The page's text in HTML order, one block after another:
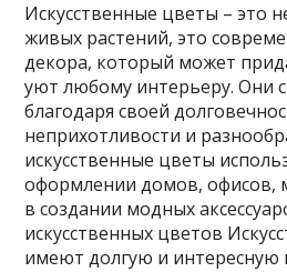
Искусственные цветы – это
живых растений, это
декора, который может
уют любому интерьеру. Они
благодаря своей
неприхотливости и
искусственные цветы
оформлении домов, офисов,
в создании модных
искусственных цветов
имеют долгую и интересную